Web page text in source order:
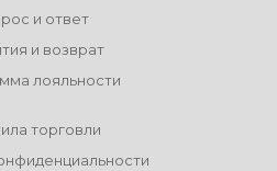
и ответ
и возврат
лояльности
торговли